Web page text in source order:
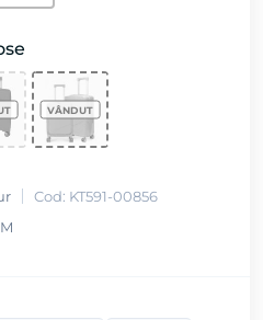
Cod: KT591-00856